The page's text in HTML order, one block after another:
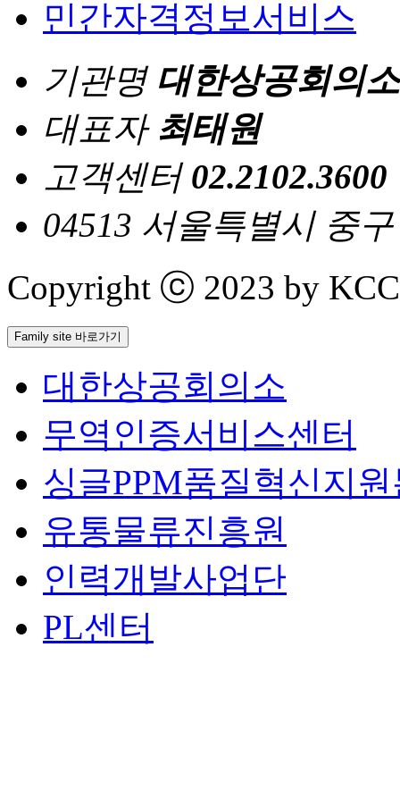
민간자격정보서비스
기관명 대한상공회의소
대표자 최태원
고객센터 02.2102.3600
04513 서울특별시 중
Copyright ⓒ 2023 by
Family site 바로가기
대한상공회의소
무역인증서비스센터
싱글PPM품질혁신지
유통물류진흥원
인력개발사업단
PL센터